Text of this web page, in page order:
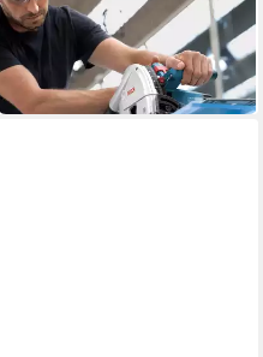
Tauchsäge GKT 55 GCE
648,98 € UVP812,77 €
-20%
in 3-4 Werktagen bei dir